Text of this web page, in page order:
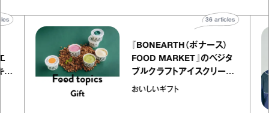
エ
キャ
『BONEARTH（ボナース）
FOOD MARKET』のベジタ
ブルクラフトアイスクリーム
｜真野知子の「おいしいギフ
おいしいギフト
36articles